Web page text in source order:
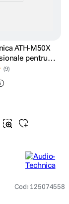
ATH-M50X
pentru
in Studio
(9)
Cod: 125074558